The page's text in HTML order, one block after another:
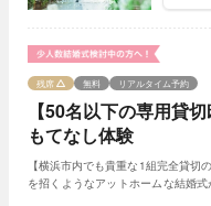
【50名以下の専用貸
もてなし体験
残席 無料 リアルタイム予約
【横浜市内でも貴重な1組完全貸切
を招くようなアットホームな結婚